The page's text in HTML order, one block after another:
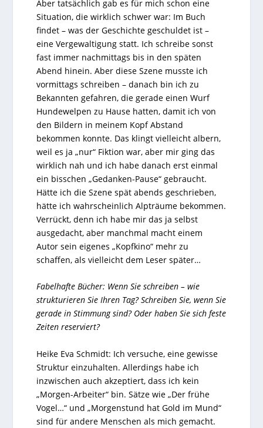
Aber tatsächlich gab es für mich schon eine
Situation, die wirklich schwer war: Im Buch
findet – was der Geschichte geschuldet ist –
eine Vergewaltigung statt. Ich schreibe sonst
fast immer nachmittags bis in den späten
Abend hinein. Aber diese Szene musste ich
vormittags schreiben – danach bin ich zu
Bekannten gefahren, die gerade einen Wurf
Hundewelpen zu Hause hatten, damit ich von
den Bildern in meinem Kopf Abstand
bekommen konnte. Das klingt vielleicht albern,
weil es ja „nur“ Fiktion war, aber mir ging das
wirklich nah und ich habe danach erst einmal
ein bisschen „Gedanken-Pause“ gebraucht.
Hätte ich die Szene spät abends geschrieben,
hätte ich wahrscheinlich Alpträume bekommen.
Verrückt, denn ich habe mir das ja selbst
ausgedacht, aber manchmal macht einem
Autor sein eigenes „Kopfkino“ mehr zu
schaffen, als vielleicht dem Leser später…
Fabelhafte Bücher: Wenn Sie schreiben – wie
strukturieren Sie Ihren Tag? Schreiben Sie, wenn Sie
gerade in Stimmung sind? Oder haben Sie sich feste
Zeiten reserviert?
Heike Eva Schmidt: Ich versuche, eine gewisse
Struktur einzuhalten. Allerdings habe ich
inzwischen auch akzeptiert, dass ich kein
„Morgen-Arbeiter“ bin. Sätze wie „Der frühe
Vogel…“ und „Morgenstund hat Gold im Mund“
sind für andere Menschen als mich gemacht.